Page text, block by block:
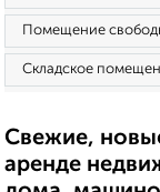
Помещение
Складское
Свежие,
аренде